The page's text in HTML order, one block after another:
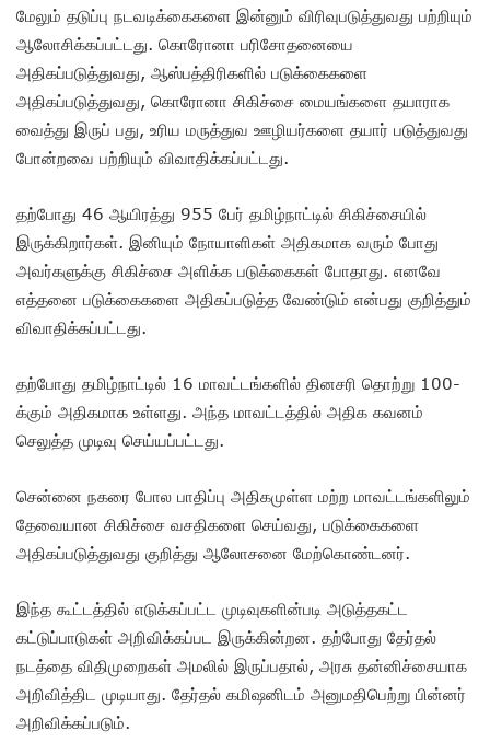
மேலும் தடுப்பு நடவடிக்கைகளை இன்னும் விரிவுபடுத்துவது பற்றியும்
ஆலோசிக்கப்பட்டது. கொரோனா பரிசோதனையை
அதிகப்படுத்துவது, ஆஸ்பத்திரிகளில் படுக்கைகளை
அதிகப்படுத்துவது, கொரோனா சிகிச்சை மையங்களை தயாராக
வைத்து இருப் பது, உரிய மருத்துவ ஊழியர்களை தயார் படுத்துவது
போன்றவை பற்றியும் விவாதிக்கப்பட்டது.
தற்போது 46 ஆயிரத்து 955 பேர் தமிழ்நாட்டில் சிகிச்சையில்
இருக்கிறார்கள். இனியும் நோயாளிகள் அதிகமாக வரும் போது
அவர்களுக்கு சிகிச்சை அளிக்க படுக்கைகள் போதாது. எனவே
எத்தனை படுக்கைகளை அதிகப்படுத்த வேண்டும் என்பது குறித்தும்
விவாதிக்கப்பட்டது.
தற்போது தமிழ்நாட்டில் 16 மாவட்டங்களில் தினசரி தொற்று 100-
க்கும் அதிகமாக உள்ளது. அந்த மாவட்டத்தில் அதிக கவனம்
செலுத்த முடிவு செய்யப்பட்டது.
சென்னை நகரை போல பாதிப்பு அதிகமுள்ள மற்ற மாவட்டங்களிலும்
தேவையான சிகிச்சை வசதிகளை செய்வது, படுக்கைகளை
அதிகப்படுத்துவது குறித்து ஆலோசனை மேற்கொண்டனர்.
இந்த கூட்டத்தில் எடுக்கப்பட்ட முடிவுகளின்படி அடுத்தகட்ட
கட்டுப்பாடுகள் அறிவிக்கப்பட இருக்கின்றன. தற்போது தேர்தல்
நடத்தை விதிமுறைகள் அமலில் இருப்பதால், அரசு தன்னிச்சையாக
அறிவித்திட முடியாது. தேர்தல் கமி‌ஷனிடம் அனுமதிபெற்று பின்னர்
அறிவிக்கப்படும்.